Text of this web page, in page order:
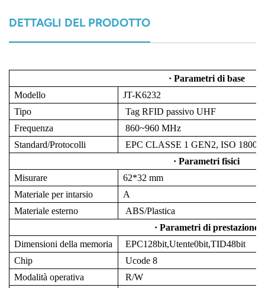
DETTAGLI DEL PRODOTTO
· Parametri di base
Modello
JT-K6232
Tipo
Tag RFID passivo UHF
Frequenza
860~960 MHz
Standard/Protocolli
EPC CLASSE 1 GEN2, ISO
· Parametri fisici
Misurare
62*32 mm
Materiale per intarsio
A
Materiale esterno
ABS/Plastica
· Parametri di prestazione
Dimensioni della memoria
EPC128bit,Utente0bit,TID48bit
Chip
Ucode 8
Modalità operativa
R/W